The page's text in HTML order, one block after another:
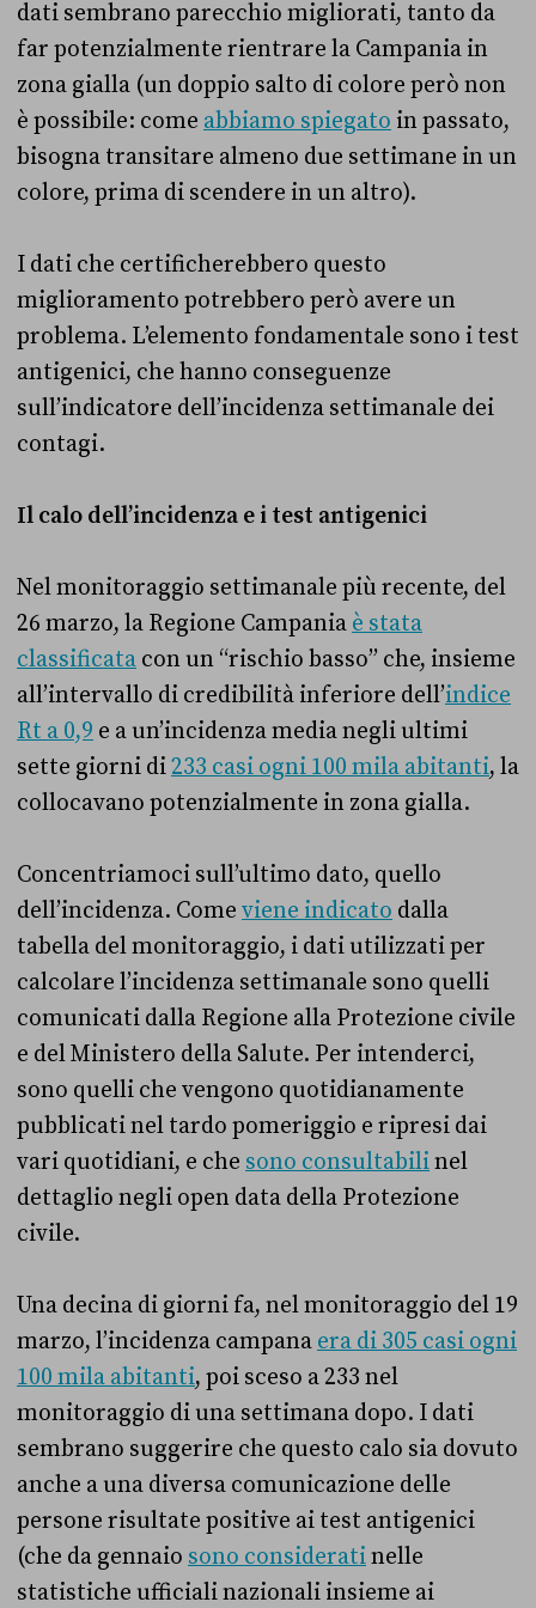
dati sembrano parecchio migliorati, tanto da
far potenzialmente rientrare la Campania in
zona gialla (un doppio salto di colore però non
è possibile: come abbiamo spiegato in passato,
bisogna transitare almeno due settimane in un
colore, prima di scendere in un altro).
I dati che certificherebbero questo
miglioramento potrebbero però avere un
problema. L’elemento fondamentale sono i test
antigenici, che hanno conseguenze
sull’indicatore dell’incidenza settimanale dei
contagi.
Il calo dell’incidenza e i test antigenici
Nel monitoraggio settimanale più recente, del
26 marzo, la Regione Campania è stata
classificata con un “rischio basso” che, insieme
all’intervallo di credibilità inferiore dell’indice
Rt a 0,9 e a un’incidenza media negli ultimi
sette giorni di233 casi ogni 100 mila abitanti, la
collocavano potenzialmente in zona gialla.
Concentriamoci sull’ultimo dato, quello
dell’incidenza. Come viene indicato dalla
tabella del monitoraggio, i dati utilizzati per
calcolare l’incidenza settimanale sono quelli
comunicati dalla Regione alla Protezione civile
e del Ministero della Salute. Per intenderci,
sono quelli che vengono quotidianamente
pubblicati nel tardo pomeriggio e ripresi dai
vari quotidiani, e che sono consultabilinel
dettaglio negli open data della Protezione
civile.
Una decina di giorni fa, nel monitoraggio del 19
marzo, l’incidenza campana era di 305 casi ogni
100 mila abitanti, poi sceso a 233 nel
monitoraggio di una settimana dopo. I dati
sembrano suggerire che questo calo sia dovuto
anche a una diversa comunicazione delle
persone risultate positive ai test antigenici
(che da gennaio sono consideratinelle
statistiche ufficiali nazionali insieme ai